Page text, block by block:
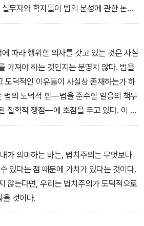
히 열성적인 공리주의자와 그에 대립되
답보 상태와 좀 비슷하다.
무자와 학자들이 법의 본성에 관한 논쟁
이다. 만일 법에 관한 두 가지 관점이 언제
이한 결론으로 이어진다면 상황은 많이
따라 행위할 의사를 갖고 있는 것은 사실
가져야 하는 것인지는 분명치 않다. 법을
도덕적인 이유들이 사실상 존재하는가 하
법의 도덕적 힘―법을 준수할 일응의 책무
철학적 쟁점―에 초점을 두고 있다. 이 문
전체에 걸쳐 분명 중요하다. 법을 준수해
이유가 있다면 법의 내용이 무엇인지가
가 의미하는 바는, 법치주의는 무엇보다
있다는 점 때문에 가치가 있다는 것이다.
않는다면, 우리는 법치주의가 도덕적으로
을 것이다.